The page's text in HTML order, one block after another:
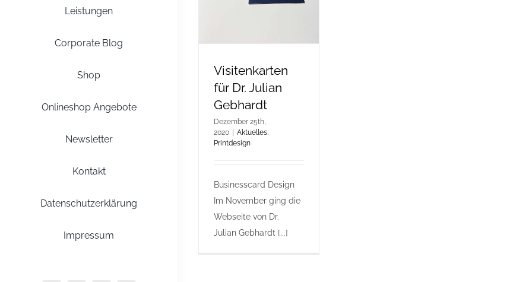
Leistungen
Corporate Blog
Shop
Onlineshop Angebote
Newsletter
Kontakt
Datenschutzerklärung
Impressum
Visitenkarten
für Dr. Julian
Gebhardt
Dezember 25th,
2020 | Aktuelles
Printdesign
Businesscard Design
Im November ging die
Webseite von Dr.
Julian Gebhardt [...]